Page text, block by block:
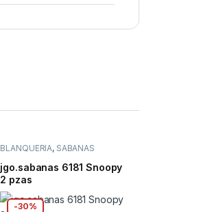
BLANQUERIA, SABANAS
jgo.sabanas 6181 Snoopy
2 pzas
-30%